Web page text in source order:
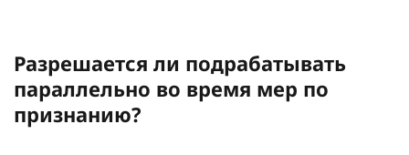
Разрешается ли подрабатывать
параллельно во время мер по
признанию?